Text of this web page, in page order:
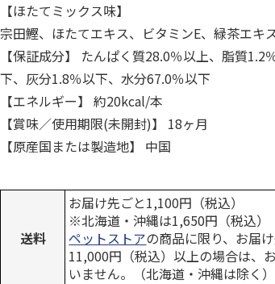
ド
グレ
)
獣医師開発 ニオイ
をとる砂専用 猫ト
イレ ナチュラルグ
レー
1,550円
(送料別・税込)
らない消臭・抗菌サ
ンド 4L
1,320円
(送料別・税込)
ム
ぐ
…
【ほたてミックス味】
宗田鰹、ほたてエキス、ビタミンE、緑茶エキ
【保証成分】 たんぱく質28.0％以上、脂質1.2
下、灰分1.8％以下、水分67.0％以下
【エネルギー】 約20kcal/本
【賞味／使用期限(未開封)】 18ヶ月
【原産国または製造地】 中国
送料
お届け先ごと1,100円（税込）
※北海道・沖縄は1,650円（税込）
ペットストアの商品に限り、お届
11,000円（税込）以上の場合は、
いません。（北海道・沖縄は除く）